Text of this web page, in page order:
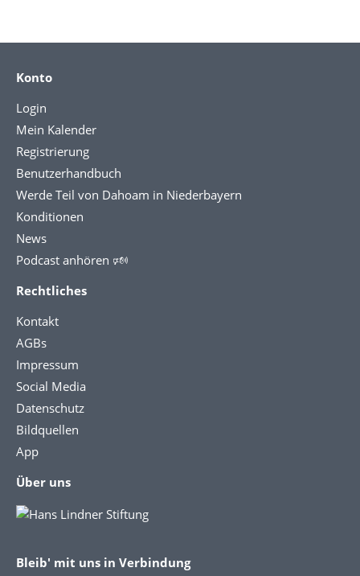
Konto
Login
Mein Kalender
Registrierung
Benutzerhandbuch
Werde Teil von Dahoam in Niederbayern
Konditionen
News
Podcast anhören 🕬
Rechtliches
Kontakt
AGBs
Impressum
Social Media
Datenschutz
Bildquellen
App
Über uns
Bleib' mit uns in Verbindung